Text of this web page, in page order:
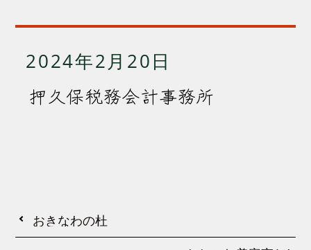
2024年2月20日
押久保税務会計事務所
おきなわの杜